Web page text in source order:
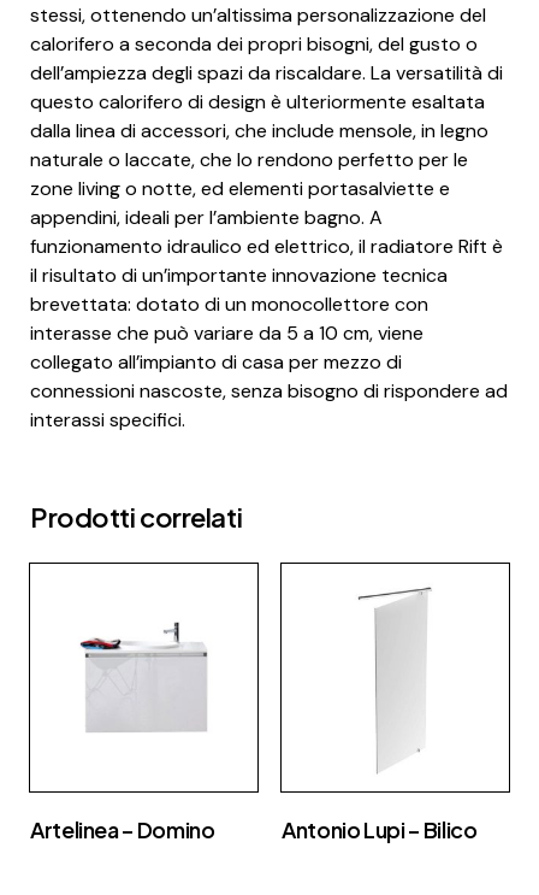
stessi, ottenendo un’altissima personalizzazione del
calorifero a seconda dei propri bisogni, del gusto o
dell’ampiezza degli spazi da riscaldare. La versatilità di
questo calorifero di design è ulteriormente esaltata
dalla linea di accessori, che include mensole, in legno
naturale o laccate, che lo rendono perfetto per le
zone living o notte, ed elementi portasalviette e
appendini, ideali per l’ambiente bagno. A
funzionamento idraulico ed elettrico, il radiatore Rift è
il risultato di un’importante innovazione tecnica
brevettata: dotato di un monocollettore con
interasse che può variare da 5 a 10 cm, viene
collegato all’impianto di casa per mezzo di
connessioni nascoste, senza bisogno di rispondere ad
interassi specifici.
Prodotti correlati
Artelinea – Domino Antonio Lupi – Bilico